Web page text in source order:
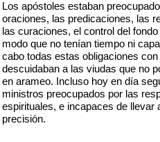
Los apóstoles estaban
oraciones, las predicaciones, las
las curaciones, el control del
modo que no tenían tiempo ni
cabo todas estas obligaciones
descuidaban a las viudas que no
en arameo. Incluso hoy en día
ministros preocupados por las
espirituales, e incapaces de llevar
precisión.